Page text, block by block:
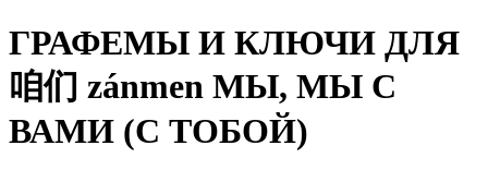
ГРАФЕМЫ И КЛЮЧИ ДЛЯ
咱们 zánmen МЫ, МЫ С
ВАМИ (С ТОБОЙ)